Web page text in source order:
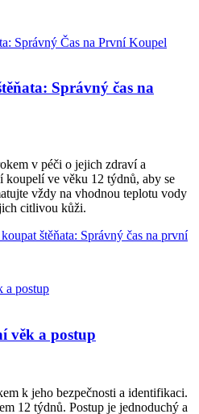
Správný čas na
v péči o jejich zdraví a
koupelí ve věku 12 týdnů, aby se
vždy na vhodnou teplotu vody
citlivou kůži.
štěňata: Správný čas na první
věk a postup
k jeho bezpečnosti a identifikaci.
12 týdnů. Postup je jednoduchý a